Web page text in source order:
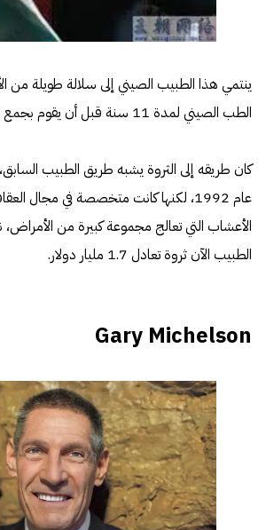
ينتمي هذا الطبيب الصيني إلى سلالة طويلة من
الطب الصيني لمدة 11 سنة قبل أن يقوم بجمع ثروته..
كان طريقه إلى الثروة يشبه طريق الطبيب
عام 1992، لكنها كانت متخصصة في مجال
الأعشاب التي تعالج مجموعة كبيرة من
الطبيب الآن ثروة تعادل 1.7 مليار دولار.
Gary Michelson